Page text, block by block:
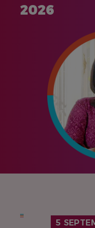
2026
5